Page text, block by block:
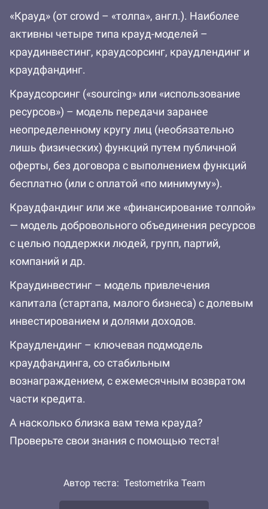
«Крауд» (от crowd – «толпа», англ.). Наиболее
активны четыре типа крауд-моделей –
краудинвестинг, краудсорсинг, краудлендинг и
краудфандинг.
Краудсорсинг («sourcing» или «использование
ресурсов») – модель передачи заранее
неопределенному кругу лиц (необязательно
лишь физических) функций путем публичной
оферты, без договора с выполнением функций
бесплатно (или с оплатой «по минимуму»).
Краудфандинг или же «финансирование толпой»
— модель добровольного объединения ресурсов
с целью поддержки людей, групп, партий,
компаний и др.
Краудинвестинг – модель привлечения
капитала (стартапа, малого бизнеса) с долевым
инвестированием и долями доходов.
Краудлендинг – ключевая подмодель
краудфандинга, со стабильным
вознаграждением, с ежемесячным возвратом
части кредита.
А насколько близка вам тема крауда?
Проверьте свои знания с помощью теста!
Автор теста: Testometrika Team